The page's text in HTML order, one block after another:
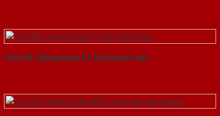
Cửa Gỗ Chống Cháy P1 cho khach san